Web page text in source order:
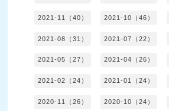
2021-11（40） 2021-10（46）
2021-08（31） 2021-07（22）
2021-05（27） 2021-04（26）
2021-02（24） 2021-01（24）
2020-11（26） 2020-10（24）